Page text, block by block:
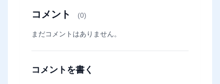
コメント (0)
まだコメントはありません。
コメントを書く